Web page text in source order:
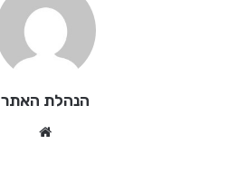
הנהלת האתר